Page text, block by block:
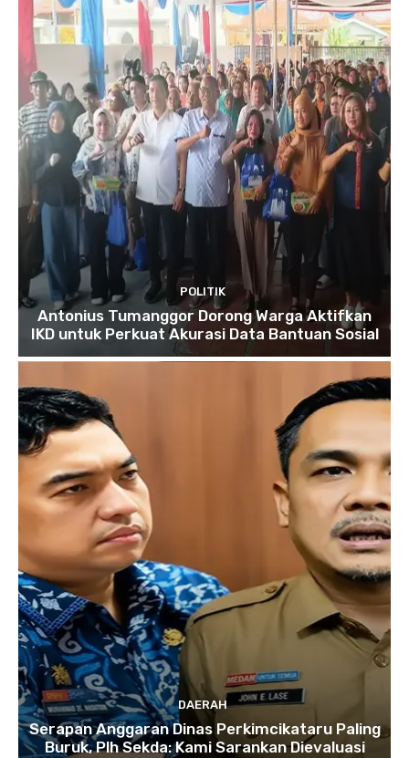
POLITIK
Antonius Tumanggor Dorong Warga Aktifkan
IKD untuk Perkuat Akurasi Data Bantuan Sosial
DAERAH
Serapan Anggaran Dinas Perkimcikataru Paling
Buruk, Plh Sekda: Kami Sarankan Dievaluasi